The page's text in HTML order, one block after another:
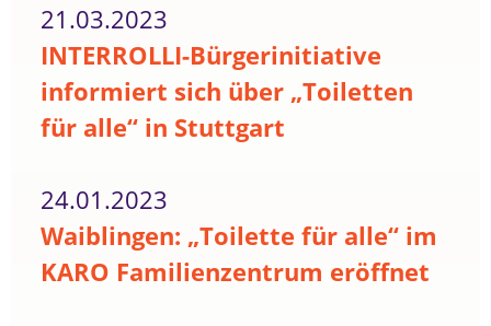
21.03.2023
INTERROLLI-Bürgerinitiative
informiert sich über „Toiletten
für alle“ in Stuttgart
24.01.2023
Waiblingen: „Toilette für alle“ im
KARO Familienzentrum eröffnet